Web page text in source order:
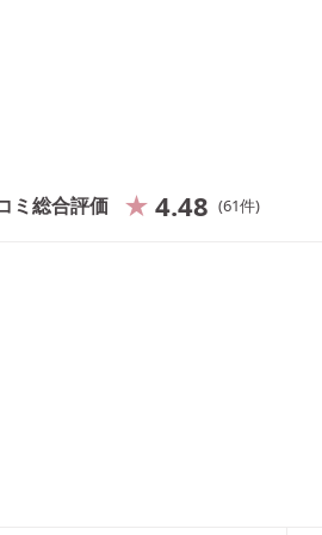
ミ総合評価 4.48 61件